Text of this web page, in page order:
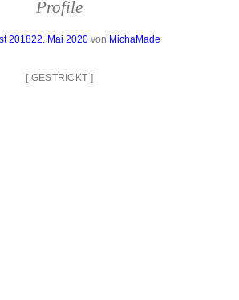
Profile
201822. Mai 2020 von MichaMade
[ GESTRICKT ]